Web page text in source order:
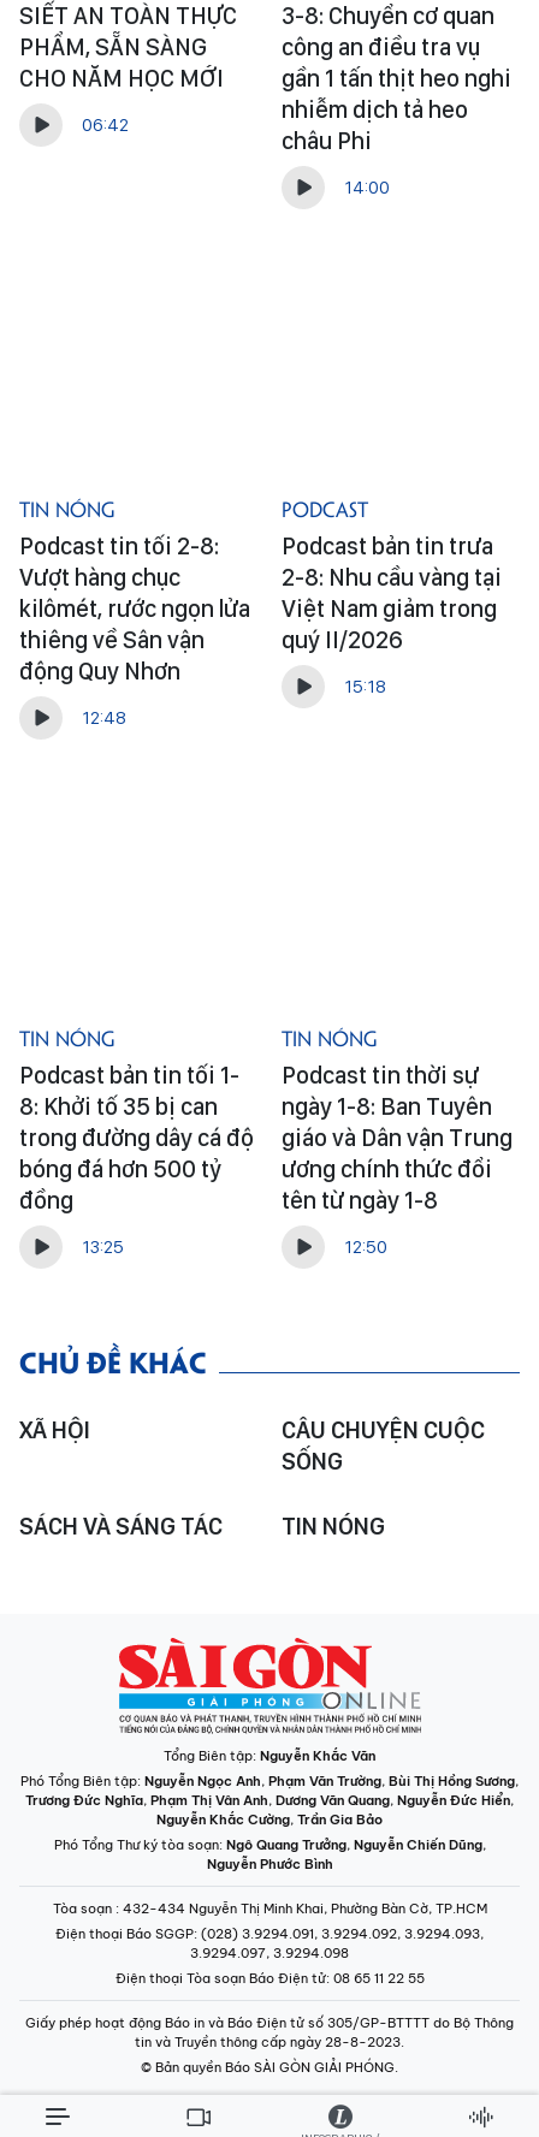
SIẾT AN TOÀN THỰC
PHẨM, SẴN SÀNG
CHO NĂM HỌC MỚI
06:42
3-8: Chuyển cơ quan
công an điều tra vụ
gần 1 tấn thịt heo nghi
nhiễm dịch tả heo
châu Phi
14:00
Tin Nóng
Podcast tin tối 2-8:
Vượt hàng chục
kilômét, rước ngọn lửa
thiêng về Sân vận
động Quy Nhơn
12:48
Podcast
Podcast bản tin trưa
2-8: Nhu cầu vàng tại
Việt Nam giảm trong
quý II/2026
15:18
Tin Nóng
Podcast bản tin tối 1-
8: Khởi tố 35 bị can
trong đường dây cá độ
bóng đá hơn 500 tỷ
đồng
13:25
Tin Nóng
Podcast tin thời sự
ngày 1-8: Ban Tuyên
giáo và Dân vận Trung
ương chính thức đổi
tên từ ngày 1-8
12:50
CHỦ ĐỀ KHÁC
XÃ HỘI
CÂU CHUYỆN CUỘC
SỐNG
SÁCH VÀ SÁNG TÁC TIN NÓNG
Tổng Biên tập: Nguyễn Khắc Văn
Phó Tổng Biên tập: Nguyễn Ngọc Anh, Phạm Văn Trường, Bùi Thị Hồng Sương,
Trương Đức Nghĩa, Phạm Thị Vân Anh, Dương Văn Quang, Nguyễn Đức Hiển,
Nguyễn Khắc Cường, Trần Gia Bảo
Phó Tổng Thư ký tòa soạn: Ngô Quang Trưởng, Nguyễn Chiến Dũng,
Nguyễn Phước Bình
Tòa soạn : 432-434 Nguyễn Thị Minh Khai, Phường Bàn Cờ, TP.HCM
Điện thoại Báo SGGP: (028) 3.9294.091, 3.9294.092, 3.9294.093,
3.9294.097, 3.9294.098
Điện thoại Tòa soạn Báo Điện tử: 08 65 11 22 55
Giấy phép hoạt động Báo in và Báo Điện tử số 305/GP-BTTTT do Bộ Thông
tin và Truyền thông cấp ngày 28-8-2023.
© Bản quyền Báo SÀI GÒN GIẢI PHÓNG.